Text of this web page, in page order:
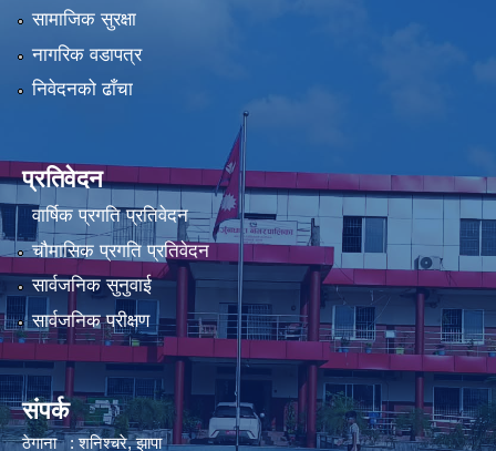
सामाजिक सुरक्षा
नागरिक वडापत्र
निवेदनको ढाँचा
प्रतिवेदन
वार्षिक प्रगति प्रतिवेदन
चौमासिक प्रगति प्रतिवेदन
सार्वजनिक सुनुवाई
सार्वजनिक परीक्षण
संपर्क
ठेगाना : शनिश्चरे, झापा